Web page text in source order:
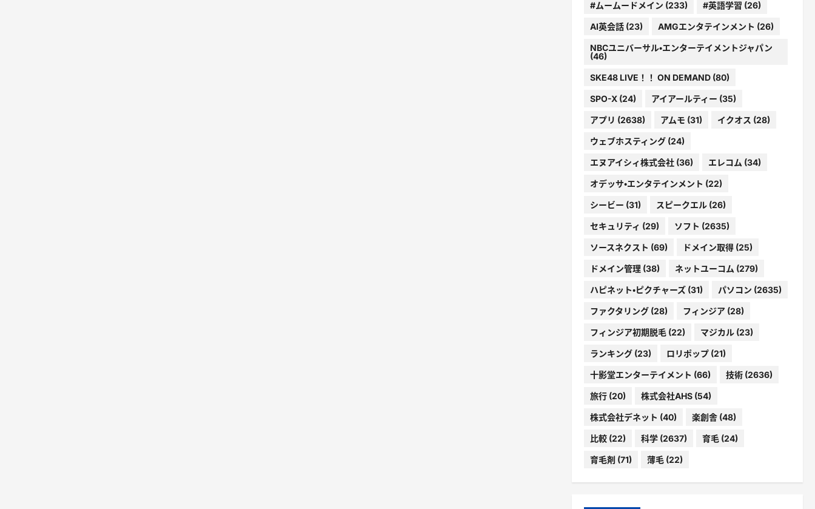
#ムームードメイン (233) #英語学習 (26)
AI英会話(23) AMGエンタテインメント (26)
NBCユニバーサル・エンターテイメントジャパン
(46)
SKE48 LIVE！！ ON DEMAND(80)
SPO-X(24) アイアールティー (35)
アプリ (2638) アムモ (31) イクオス (28)
ウェブホスティング(24)
エヌアイシィ株式会社(36) エレコム (34)
オデッサ・エンタテインメント (22)
シービー (31) スピークエル(26)
セキュリティ (29) ソフト (2635)
ソースネクスト (69) ドメイン取得(25)
ドメイン管理(38) ネットユーコム (279)
ハピネット・ピクチャーズ(31) パソコン (2635)
ファクタリング(28) フィンジア(28)
フィンジア初期脱毛(22) マジカル(23)
ランキング(23) ロリポップ(21)
十影堂エンターテイメント (66) 技術(2636)
旅行(20) 株式会社AHS(54)
株式会社デネット (40) 楽創舎(48)
比較(22) 科学(2637) 育毛(24)
育毛剤 (71) 薄毛(22)